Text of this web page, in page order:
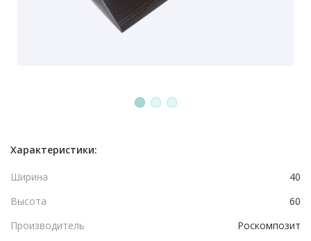
1 2 3
Характеристики:
Ширина
40
Высота
60
Производитель
Роскомпозит